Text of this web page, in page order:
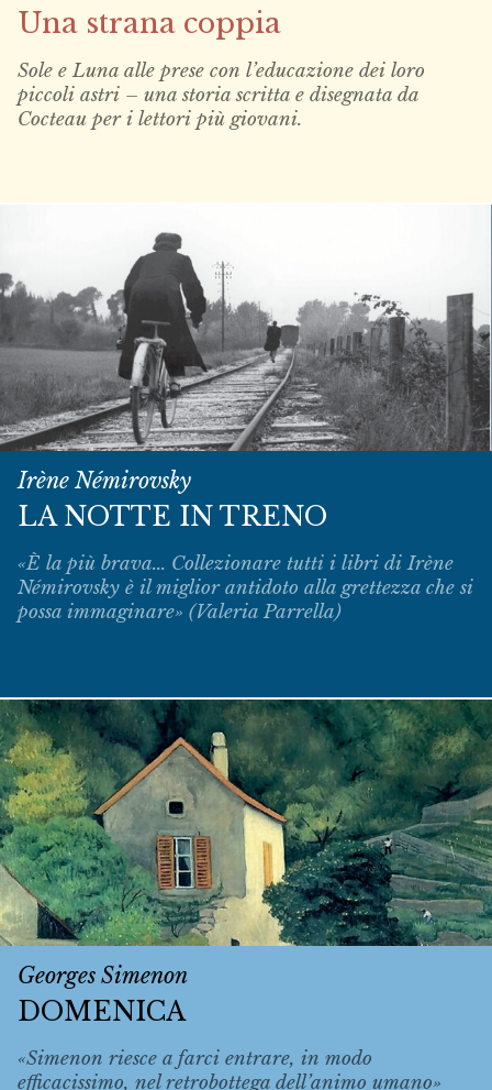
Una strana coppia
Sole e Luna alle prese con l’educazione dei loro
piccoli astri – una storia scritta e disegnata da
Cocteau per i lettori più giovani.
Irène Némirovsky
LA NOTTE IN TRENO
«È la più brava... Collezionare tutti i libri di Irène
Némirovsky è il miglior antidoto alla grettezza che si
possa immaginare» (Valeria Parrella)
Georges Simenon
DOMENICA
«Simenon riesce a farci entrare, in modo
efficacissimo, nel retrobottega dell’animo umano»